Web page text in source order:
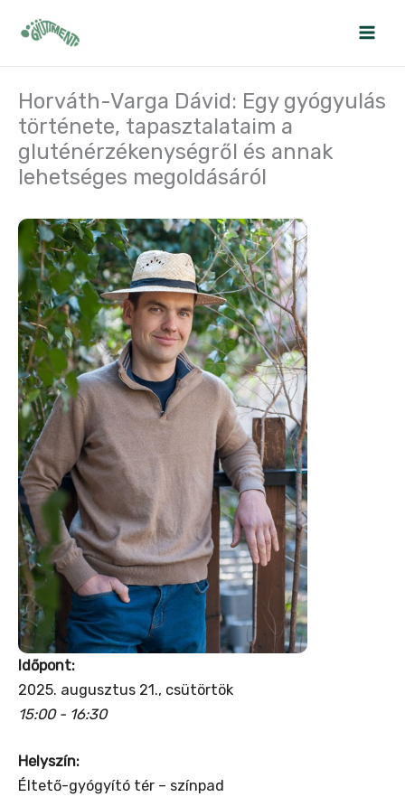
Horváth-Varga Dávid: Egy gyógyulás
története, tapasztalataim a
gluténérzékenységről és annak
lehetséges megoldásáról
Időpont:
2025. augusztus 21., csütörtök
15:00 - 16:30
Helyszín:
Éltető-gyógyító tér – színpad